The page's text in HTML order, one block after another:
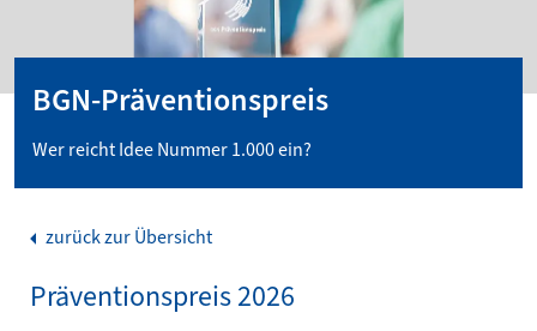
BGN-Präventionspreis
Wer reicht Idee Nummer 1.000 ein?
zurück zur Übersicht
Präventionspreis 2026